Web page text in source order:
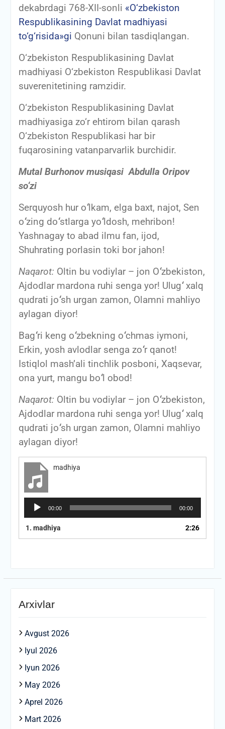
dekabrdagi 768-XII-sonli «O‘zbekiston
Respublikasining Davlat madhiyasi
to‘g‘risida»gi Qonuni bilan tasdiqlangan.
O‘zbekiston Respublikаsining Dаvlаt
mаdhiyasi O‘zbekiston Respublikаsi Dаvlаt
suverenitetining rаmzidir.
O‘zbekiston Respublikаsining Dаvlаt
mаdhiyasigа zo‘r ehtirom bilаn qаrаsh
O‘zbekiston Respublikаsi hаr bir
fuqаrosining vаtаnpаrvаrlik burchidir.
Mutal Burhonov musiqasi Abdulla Oripov
so‘zi
Serquyosh hur o‘lkam, elga baxt, najot, Sen
o‘zing do‘stlarga yo‘ldosh, mehribon!
Yashnagay to abad ilmu fan, ijod,
Shuhrating porlasin toki bor jahon!
Naqarot: Oltin bu vodiylar – jon O‘zbekiston,
Ajdodlar mardona ruhi senga yor! Ulug‘xalq
qudrati jo‘sh urgan zamon, Olamni mahliyo
aylagan diyor!
Bag‘ri keng o‘zbekning o‘chmas iymoni,
Erkin, yosh avlodlar senga zo‘r qanot!
Istiqlol mash’ali tinchlik posboni, Xaqsevar,
ona yurt, mangu bo‘l obod!
Naqarot: Oltin bu vodiylar – jon O‘zbekiston,
Ajdodlar mardona ruhi senga yor! Ulug‘xalq
qudrati jo‘sh urgan zamon, Olamni mahliyo
aylagan diyor!
madhiya
Audio
Pleyer
00:00 00:00
1. madhiya 2:26
Arxivlar
Avgust 2026
Iyul 2026
Iyun 2026
May 2026
Aprel 2026
Mart 2026